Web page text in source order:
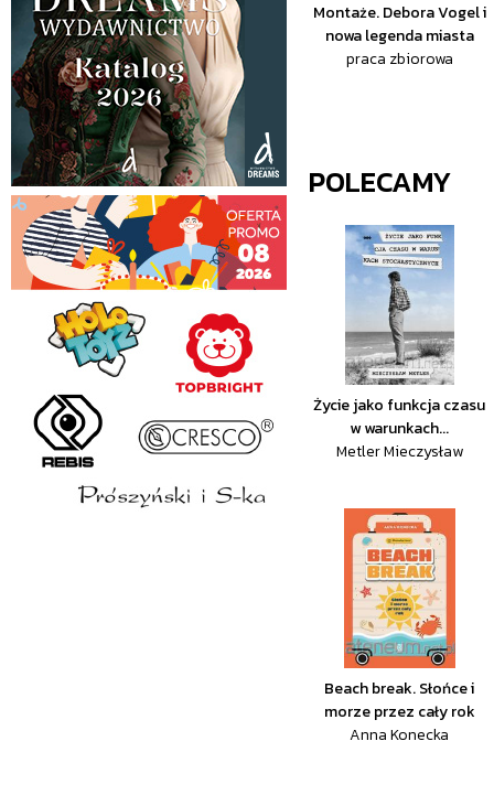
Montaże. Debora Vogel i
nowa legenda miasta
praca zbiorowa
POLECAMY
Życie jako funkcja czasu
w warunkach...
Metler Mieczysław
Beach break. Słońce i
morze przez cały rok
Anna Konecka